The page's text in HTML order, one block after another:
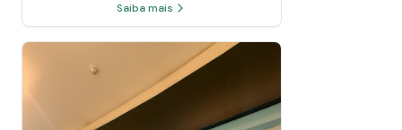
Saiba mais